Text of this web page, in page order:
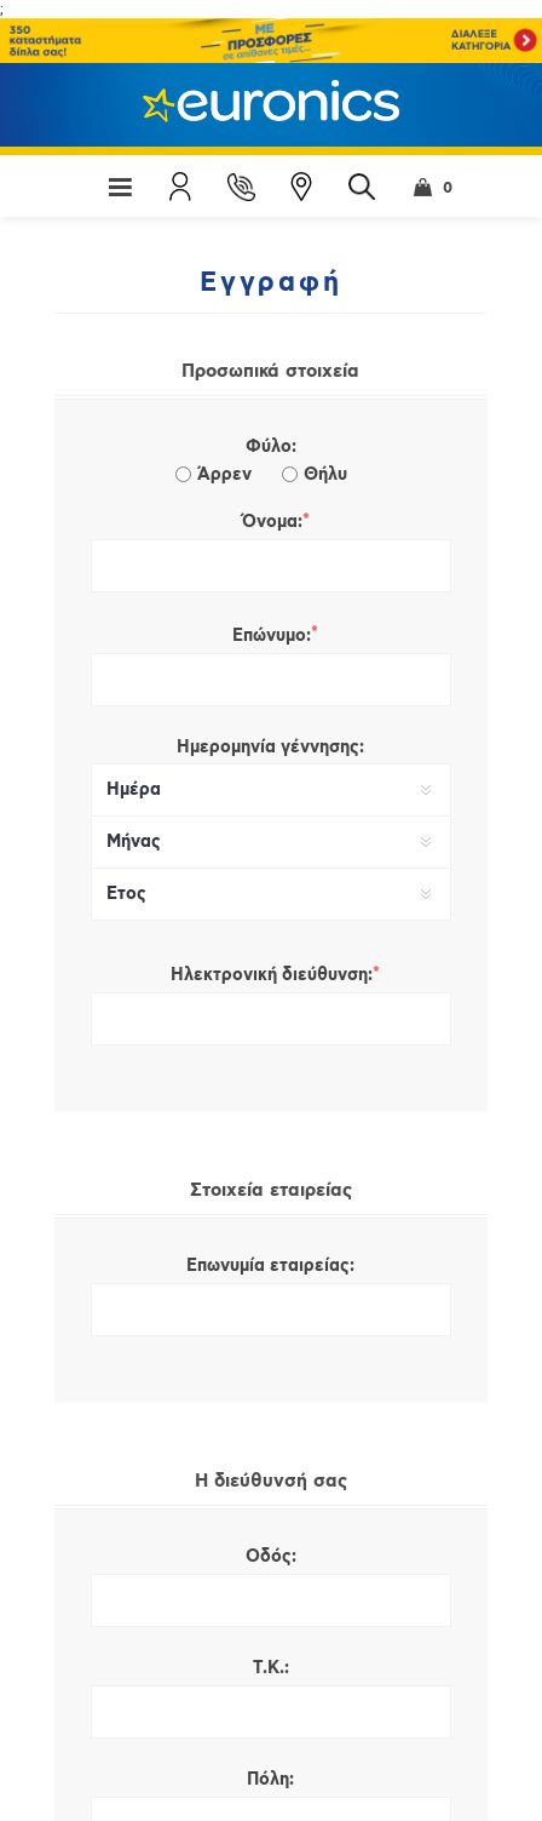
;
0
Εγγραφή
Προσωπικά στοιχεία
Φύλο:
Άρρεν
Θήλυ
Όνομα:*
Επώνυμο:*
Ημερομηνία γέννησης:
Ηλεκτρονική διεύθυνση:*
Στοιχεία εταιρείας
Επωνυμία εταιρείας:
Η διεύθυνσή σας
Οδός:
Τ.Κ.:
Πόλη: